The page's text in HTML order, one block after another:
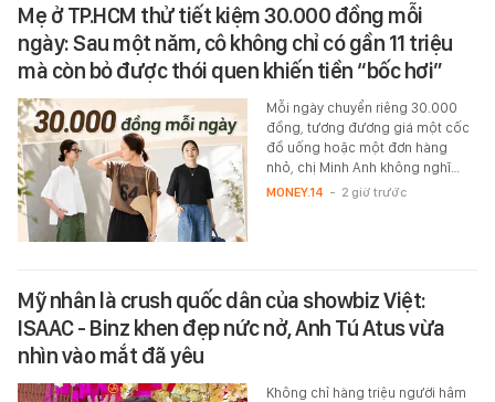
Mẹ ở TP.HCM thử tiết kiệm 30.000 đồng mỗi
ngày: Sau một năm, cô không chỉ có gần 11 triệu
mà còn bỏ được thói quen khiến tiền “bốc hơi”
Mỗi ngày chuyển riêng 30.000
đồng, tương đương giá một cốc
đồ uống hoặc một đơn hàng
nhỏ, chị Minh Anh không nghĩ…
MONEY.14 - 2 giờ trước
Mỹ nhân là crush quốc dân của showbiz Việt:
ISAAC - Binz khen đẹp nức nở, Anh Tú Atus vừa
nhìn vào mắt đã yêu
Không chỉ hàng triệu người hâm